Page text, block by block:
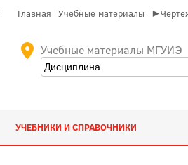
Главная Учебные материалы
Учебные материалы МГУИЭ
УЧЕБНИКИ И СПРАВОЧНИКИ